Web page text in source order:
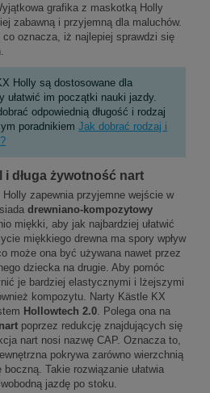
grafika z maskotką Holly
zabawną i przyjemną dla maluchów.
oznacza, iż najlepiej sprawdzi się
Holly są dostosowane dla
ułatwić im początki nauki jazdy.
odpowiednią długość i rodzaj
poradnikiemJak dobrać rodzaj i
i długa żywotność nart
zapewnia przyjemne wejście w
drewniano-kompozytowy
miękki, aby jak najbardziej ułatwić
miękkiego drewna ma spory wpływ
może ona być używana nawet przez
dziecka na drugie. Aby pomóc
je bardziej elastycznymi i lżejszymi
kompozytu. Narty Kästle KX
Hollowtech 2.0. Polega ona na
poprzez redukcję znajdujących się
nart nosi nazwę CAP. Oznacza to,
pokrywa zarówno wierzchnią
Takie rozwiązanie ułatwia
jazdę po stoku.